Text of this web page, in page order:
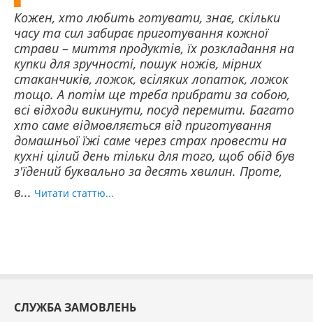
Кожен, хто любить готувати, знає, скільки
часу та сил забирає приготування кожної
страви – миття продуктів, їх розкладання на
купки для зручності, пошук ножів, мірних
стаканчиків, ложок, всіляких лопаток, ложок
тощо. А потім ще треба прибрати за собою,
всі відходи викинути, посуд перемити. Багато
хто саме відмовляється від приготування
домашньої їжі саме через страх провести на
кухні цілий день тільки для того, щоб обід був
з'їдений буквально за десять хвилин. Проте,
в... Читати статтю...
СЛУЖБА ЗАМОВЛЕНЬ